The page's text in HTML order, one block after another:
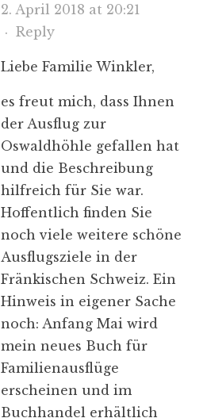
2. April 2018 at 20:21
· Reply
Liebe Familie Winkler,
es freut mich, dass Ihnen
der Ausflug zur
Oswaldhöhle gefallen hat
und die Beschreibung
hilfreich für Sie war.
Hoffentlich finden Sie
noch viele weitere schöne
Ausflugsziele in der
Fränkischen Schweiz. Ein
Hinweis in eigener Sache
noch: Anfang Mai wird
mein neues Buch für
Familienausflüge
erscheinen und im
Buchhandel erhältlich